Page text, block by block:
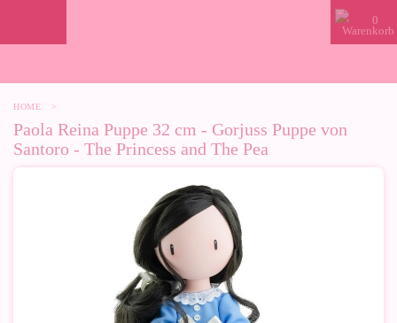
0
HOME >
Paola Reina Puppe 32 cm - Gorjuss Puppe von
Santoro - The Princess and The Pea